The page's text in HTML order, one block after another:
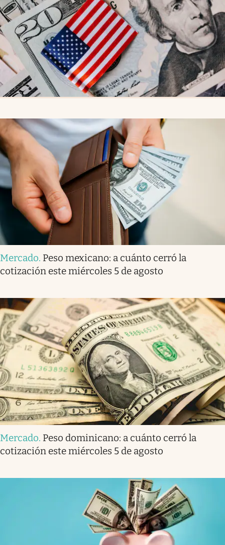
Mercado. Peso mexicano: a cuánto cerró la
cotización este miércoles 5 de agosto
Mercado. Peso dominicano: a cuánto cerró la
cotización este miércoles 5 de agosto